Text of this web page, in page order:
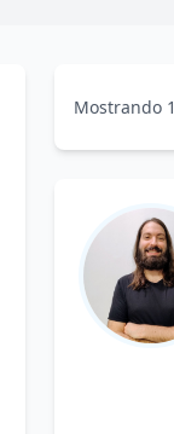
Mostrando